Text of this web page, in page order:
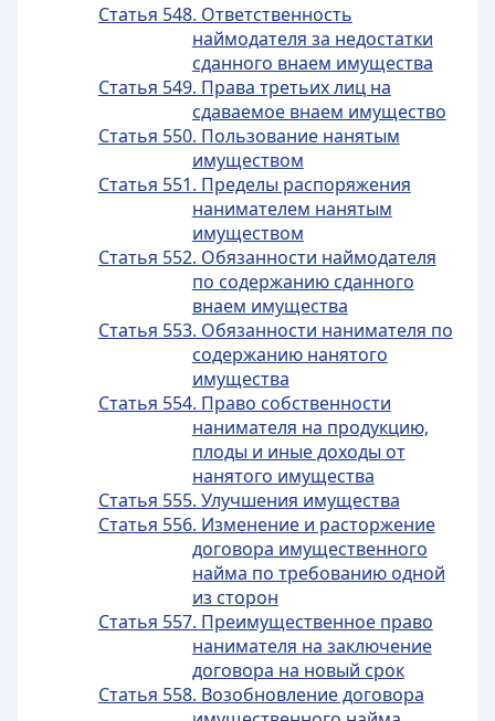
Статья 548. Ответственность
наймодателя за недостатки
сданного внаем имущества
Статья 549. Права третьих лиц на
сдаваемое внаем имущество
Статья 550. Пользование нанятым
имуществом
Статья 551. Пределы распоряжения
нанимателем нанятым
имуществом
Статья 552. Обязанности наймодателя
по содержанию сданного
внаем имущества
Статья 553. Обязанности нанимателя по
содержанию нанятого
имущества
Статья 554. Право собственности
нанимателя на продукцию,
плоды и иные доходы от
нанятого имущества
Статья 555. Улучшения имущества
Статья 556. Изменение и расторжение
договора имущественного
найма по требованию одной
из сторон
Статья 557. Преимущественное право
нанимателя на заключение
договора на новый срок
Статья 558. Возобновление договора